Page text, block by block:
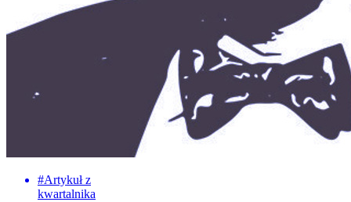
#Artykuł z
kwartalnika